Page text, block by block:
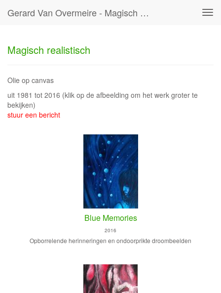
Gerard Van Overmeire - Magisch Realistisch
Magisch realistisch
Olie op canvas
uit 1981 tot 2016 (klik op de afbeelding om het werk groter te
bekijken)
stuur een bericht
Blue Memories
2016
Opborrelende herinneringen en ondoorprikte droombeelden